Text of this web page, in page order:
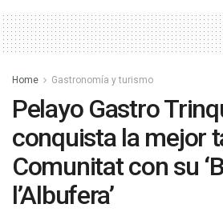
Home Gastronomía y turismo
Pelayo Gastro
conquista la mejor
Comunitat con su
l’Albufera’